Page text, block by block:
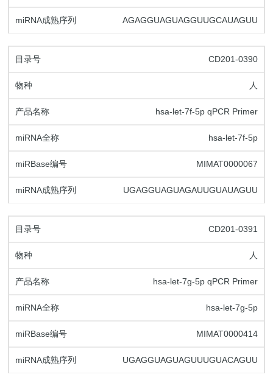
AGAGGUAGUAGGUUGCAUAGUU
CD201-0390
人
hsa-let-7f-5p qPCR Primer
hsa-let-7f-5p
MIMAT0000067
UGAGGUAGUAGAUUGUAUAGUU
CD201-0391
人
hsa-let-7g-5p qPCR Primer
hsa-let-7g-5p
MIMAT0000414
UGAGGUAGUAGUUUGUACAGUU